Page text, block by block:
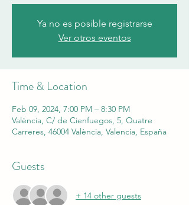
Ya no es posible registrarse
Ver otros eventos
Time & Location
Feb 09, 2024, 7:00 PM – 8:30 PM
València, C/ de Cienfuegos, 5, Quatre
Carreres, 46004 València, Valencia, España
Guests
+ 14 other guests